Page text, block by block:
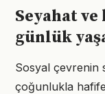
Seyahat
günlük
Sosyal çevrenin
çoğunlukla